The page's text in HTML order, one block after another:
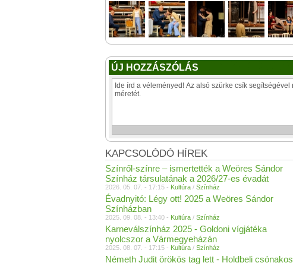
ÚJ HOZZÁSZÓLÁS
KAPCSOLÓDÓ HÍREK
Színről-színre – ismertették a Weöres Sándor
Színház társulatának a 2026/27-es évadát
2026. 05. 07. - 17:15 - Kultúra / Színház
Évadnyitó: Légy ott! 2025 a Weöres Sándor
Színházban
2025. 09. 08. - 13:40 - Kultúra / Színház
Karneválszínház 2025 - Goldoni vígjátéka
nyolcszor a Vármegyeházán
2025. 08. 07. - 17:15 - Kultúra / Színház
Németh Judit örökös tag lett - Holdbeli csónakos